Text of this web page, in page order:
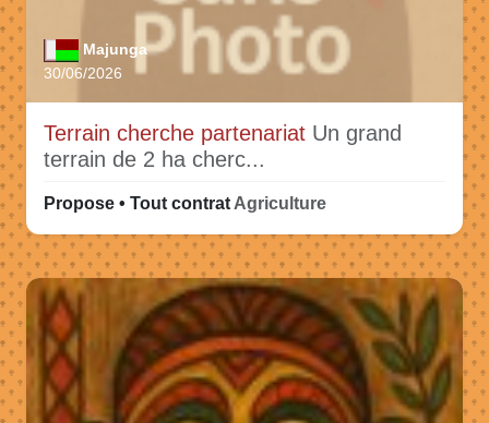
Majunga
30/06/2026
Terrain cherche partenariat Un grand
terrain de 2 ha cherc...
Propose • Tout contrat Agriculture